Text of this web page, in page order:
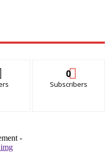
0
Subscribers
-